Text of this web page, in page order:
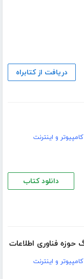
دریافت از کتابراه
و اینترنت
دانلود کتاب
فناوری اطلاعات
و اینترنت